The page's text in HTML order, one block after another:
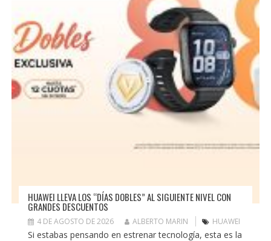
HUAWEI LLEVA LOS “DÍAS DOBLES” AL SIGUIENTE NIVEL CON
GRANDES DESCUENTOS
4 DE AGOSTO DE 2026 ALBERTO MARIN HUAWEI
Si estabas pensando en estrenar tecnología, esta es la